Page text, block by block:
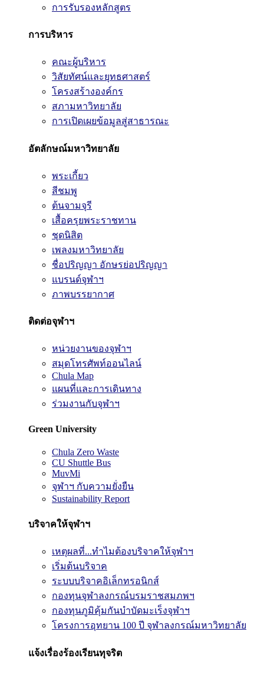
การรับรองหลักสูตร
การบริหาร
คณะผู้บริหาร
วิสัยทัศน์และยุทธศาสตร์
โครงสร้างองค์กร
สภามหาวิทยาลัย
การเปิดเผยข้อมูลสู่สาธารณะ
อัตลักษณ์มหาวิทยาลัย
พระเกี้ยว
สีชมพู
ต้นจามจุรี
เสื้อครุยพระราชทาน
ชุดนิสิต
เพลงมหาวิทยาลัย
ชื่อปริญญา อักษรย่อปริญญา
แบรนด์จุฬาฯ
ภาพบรรยากาศ
ติดต่อจุฬาฯ
หน่วยงานของจุฬาฯ
สมุดโทรศัพท์ออนไลน์
Chula Map
แผนที่และการเดินทาง
ร่วมงานกับจุฬาฯ
Green University
Chula Zero Waste
CU Shuttle Bus
MuvMi
จุฬาฯ กับความยั่งยืน
Sustainability Report
บริจาคให้จุฬาฯ
เหตุผลที่...ทำไมต้องบริจาคให้จุฬาฯ
เริ่มต้นบริจาค
ระบบบริจาคอิเล็กทรอนิกส์
กองทุนจุฬาลงกรณ์บรมราชสมภพฯ
กองทุนภูมิคุ้มกันบำบัดมะเร็งจุฬาฯ
โครงการอุทยาน 100 ปี จุฬาลงกรณ์มหาวิทยาลัย
แจ้งเรื่องร้องเรียนทุจริต